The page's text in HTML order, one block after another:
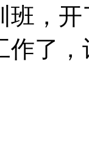
班，
作了